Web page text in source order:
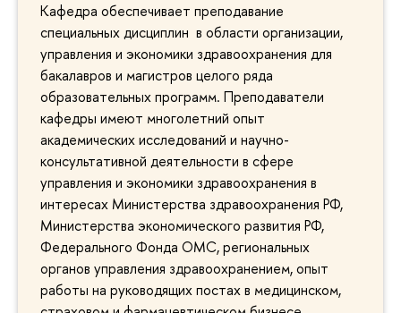
Кафедра обеспечивает преподавание
специальных дисциплин в области организации,
управления и экономики здравоохранения для
бакалавров и магистров целого ряда
образовательных программ. Преподаватели
кафедры имеют многолетний опыт
академических исследований и научно-
консультативной деятельности в сфере
управления и экономики здравоохранения в
интересах Министерства здравоохранения РФ,
Министерства экономического развития РФ,
Федерального Фонда ОМС, региональных
органов управления здравоохранением, опыт
работы на руководящих постах в медицинском,